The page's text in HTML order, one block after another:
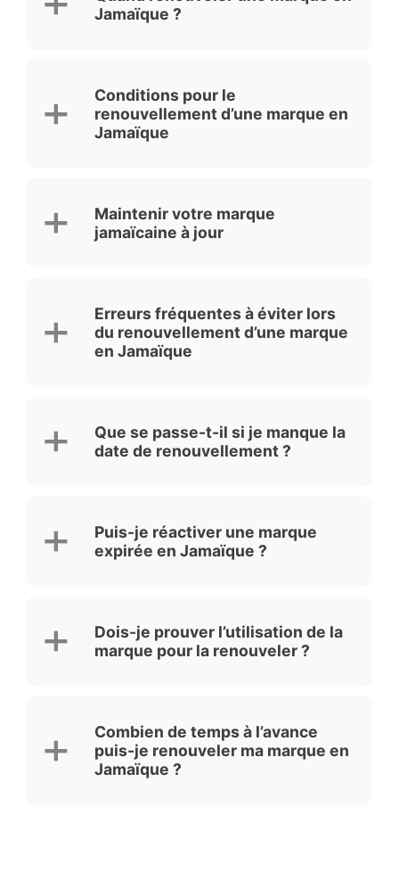
Jamaïque ?
Conditions pour le
renouvellement d’une marque en
Jamaïque
Maintenir votre marque
jamaïcaine à jour
Erreurs fréquentes à éviter lors
du renouvellement d’une marque
en Jamaïque
Que se passe-t-il si je manque la
date de renouvellement ?
Puis-je réactiver une marque
expirée en Jamaïque ?
Dois-je prouver l’utilisation de la
marque pour la renouveler ?
Combien de temps à l’avance
puis-je renouveler ma marque en
Jamaïque ?